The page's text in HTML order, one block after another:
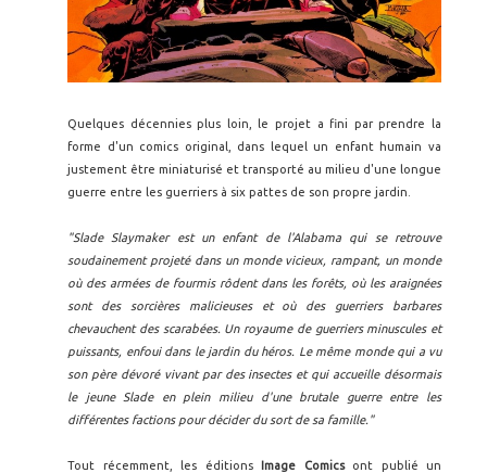
Quelques décennies plus loin, le projet a fini par prendre la
forme d'un comics original, dans lequel un enfant humain va
justement être miniaturisé et transporté au milieu d'une longue
guerre entre les guerriers à six pattes de son propre jardin.
"Slade Slaymaker est un enfant de l'Alabama qui se retrouve
soudainement projeté dans un monde vicieux, rampant, un monde
où des armées de fourmis rôdent dans les forêts, où les araignées
sont des sorcières malicieuses et où des guerriers barbares
chevauchent des scarabées. Un royaume de guerriers minuscules et
puissants, enfoui dans le jardin du héros. Le même monde qui a vu
son père dévoré vivant par des insectes et qui accueille désormais
le jeune Slade en plein milieu d'une brutale guerre entre les
différentes factions pour décider du sort de sa famille."
Tout récemment, les éditions Image Comicsont publié un